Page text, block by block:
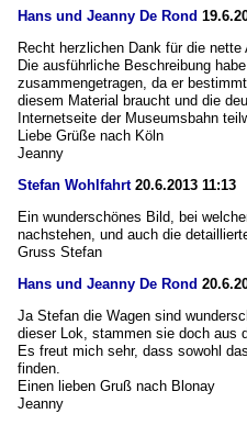
Hans und Jeanny De Rond
Recht herzlichen Dank für die nette
Die ausführliche Beschreibung
zusammengetragen, da er
diesem Material braucht und die
Internetseite der Museumsbahn
Liebe Grüße nach Köln
Jeanny
Stefan Wohlfahrt20.6.2013 11:13
Ein wunderschönes Bild, bei
nachstehen, und auch die
Gruss Stefan
Hans und Jeanny De Rond
Ja Stefan die Wagen sind
dieser Lok, stammen sie doch aus
Es freut mich sehr, dass sowohl
finden.
Einen lieben Gruß nach Blonay
Jeanny